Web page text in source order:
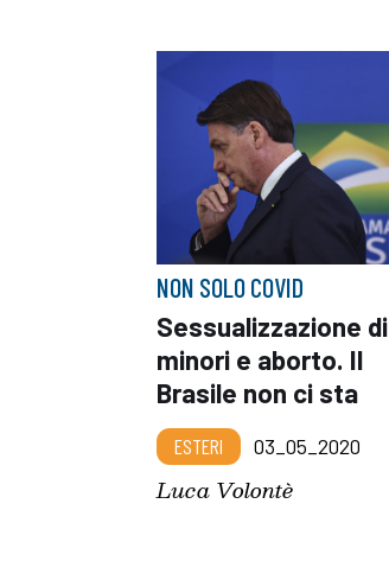
NON SOLO COVID
Sessualizzazione di
minori e aborto. Il
Brasile non ci sta
ESTERI 03_05_2020
Luca Volontè